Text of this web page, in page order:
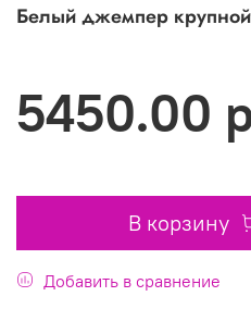
Белый джемпер
5450.00
В корзину
Добавить в сравнение